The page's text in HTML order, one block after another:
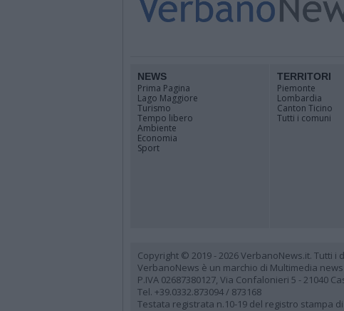
NEWS
Prima Pagina
Lago Maggiore
Turismo
Tempo libero
Ambiente
Economia
Sport
TERRITORI
Piemonte
Lombardia
Canton Ticino
Tutti i comuni
Copyright © 2019 - 2026 VerbanoNews.it. Tutti i
VerbanoNews è un marchio di Multimedia
P.IVA 02687380127, Via Confalonieri 5 - 21040
Tel. +39.0332.873094 / 873168
Testata registrata n.10-19 del registro stampa